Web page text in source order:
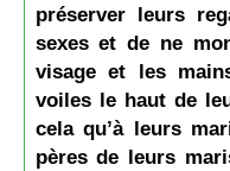
préserver leurs
sexes et de ne
visage et les
voiles le haut de
cela qu’à leurs
pères de leurs